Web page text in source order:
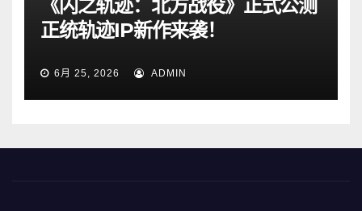
《闪之轨迹：北方战役》正式公测
正统轨迹IP新作来袭！
6月 25, 2026 ADMIN